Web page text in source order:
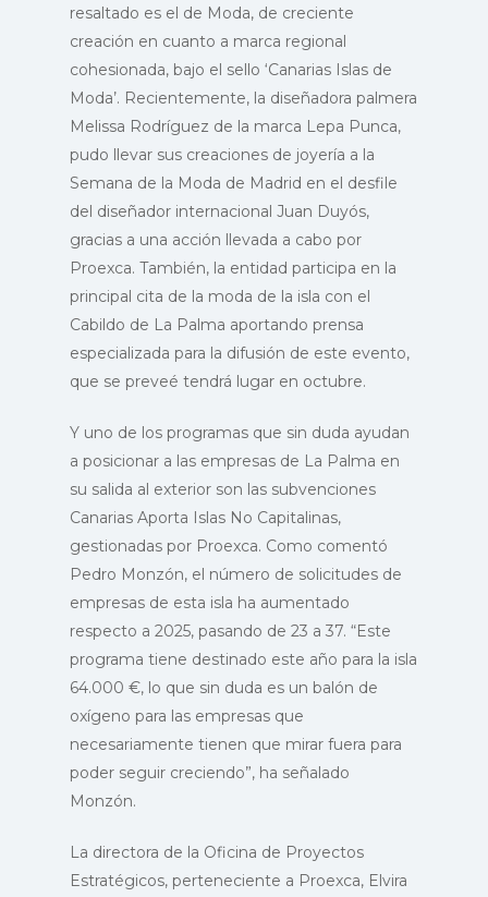
resaltado es el de Moda, de creciente
creación en cuanto a marca regional
cohesionada, bajo el sello ‘Canarias Islas de
Moda’. Recientemente, la diseñadora palmera
Melissa Rodríguez de la marca Lepa Punca,
pudo llevar sus creaciones de joyería a la
Semana de la Moda de Madrid en el desfile
del diseñador internacional Juan Duyós,
gracias a una acción llevada a cabo por
Proexca. También, la entidad participa en la
principal cita de la moda de la isla con el
Cabildo de La Palma aportando prensa
especializada para la difusión de este evento,
que se preveé tendrá lugar en octubre.
Y uno de los programas que sin duda ayudan
a posicionar a las empresas de La Palma en
su salida al exterior son las subvenciones
Canarias Aporta Islas No Capitalinas,
gestionadas por Proexca. Como comentó
Pedro Monzón, el número de solicitudes de
empresas de esta isla ha aumentado
respecto a 2025, pasando de 23 a 37. “Este
programa tiene destinado este año para la isla
64.000 €, lo que sin duda es un balón de
oxígeno para las empresas que
necesariamente tienen que mirar fuera para
poder seguir creciendo”, ha señalado
Monzón.
La directora de la Oficina de Proyectos
Estratégicos, perteneciente a Proexca, Elvira
INICIO